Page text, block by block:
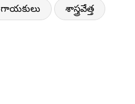
గాయకులు శాస్త్రవేత్త